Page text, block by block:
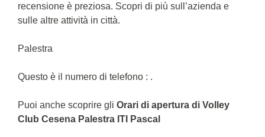
recensione è preziosa. Scopri di più sull’azienda e
sulle altre attività in città.
Palestra
Questo è il numero di telefono : .
Puoi anche scoprire gli Orari di apertura di Volley
Club Cesena Palestra ITI Pascal